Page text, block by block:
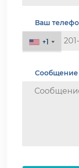
Ваш
+1
+1
Сообщение